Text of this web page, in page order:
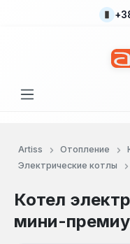
Перейти к
Artiss Отопление
Электрические котлы
Котел
мини-